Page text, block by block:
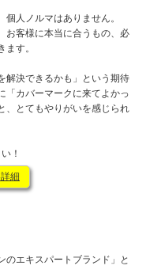
人ノルマはありません。
お客様に本当に合うもの、必
す。
解決できるかも」という期待
「カバーマークに来てよかっ
、とてもやりがいを感じられ
！
細
のエキスパートブランド」と